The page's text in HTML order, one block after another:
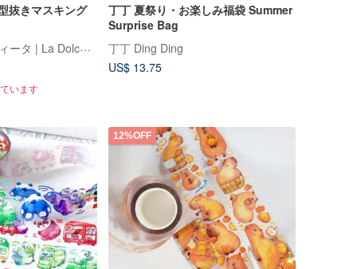
抜きマスキング
ラ・ドルチェ・ヴィータ | La Dolce Vita
います
丁丁 夏祭り・お楽しみ福袋 Summer
Surprise Bag
丁丁 Ding Ding
US$ 13.75
12%OFF